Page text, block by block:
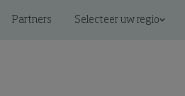
Partners Selecteer uw regio